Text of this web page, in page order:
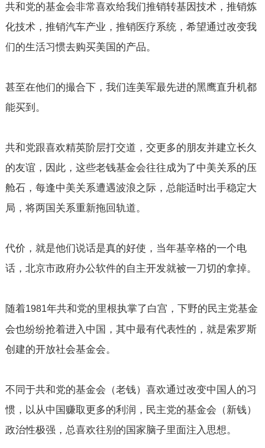
共和党的基金会非常喜欢给我们推销转基因技术，推销炼
化技术，推销汽车产业，推销医疗系统，希望通过改变我
们的生活习惯去购买美国的产品。
甚至在他们的撮合下，我们连美军最先进的黑鹰直升机都
能买到。
共和党跟喜欢精英阶层打交道，交更多的朋友并建立长久
的友谊，因此，这些老钱基金会往往成为了中美关系的压
舱石，每逢中美关系遭遇波浪之际，总能适时出手稳定大
局，将两国关系重新拖回轨道。
代价，就是他们说话是真的好使，当年基辛格的一个电
话，北京市政府办公软件的自主开发就被一刀切的拿掉。
随着1981年共和党的里根执掌了白宫，下野的民主党基金
会也纷纷抢着进入中国，其中最有代表性的，就是索罗斯
创建的开放社会基金会。
不同于共和党的基金会（老钱）喜欢通过改变中国人的习
惯，以从中国赚取更多的利润，民主党的基金会（新钱）
政治性极强，总喜欢往别的国家脑子里面注入思想。